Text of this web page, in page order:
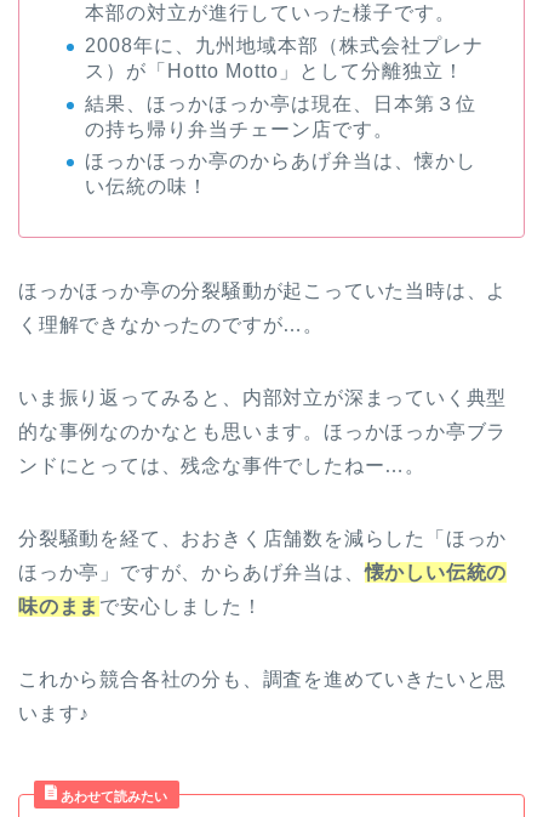
本部の対立が進行していった様子です。
2008年に、九州地域本部（株式会社プレナ
ス）が「Hotto Motto」として分離独立！
結果、ほっかほっか亭は現在、日本第３位
の持ち帰り弁当チェーン店です。
ほっかほっか亭のからあげ弁当は、懐かし
い伝統の味！
ほっかほっか亭の分裂騒動が起こっていた当時は、よ
く理解できなかったのですが…。
いま振り返ってみると、内部対立が深まっていく典型
的な事例なのかなとも思います。ほっかほっか亭ブラ
ンドにとっては、残念な事件でしたねー…。
分裂騒動を経て、おおきく店舗数を減らした「ほっか
ほっか亭」ですが、からあげ弁当は、懐かしい伝統の
味のまま で安心しました！
これから競合各社の分も、調査を進めていきたいと思
います♪